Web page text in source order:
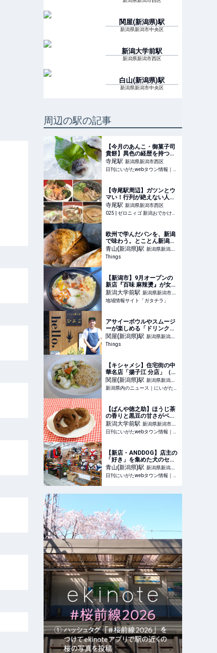
関屋(新潟県)駅
新潟県新潟市中央区
新潟大学前駅
新潟県新潟市西区
白山(新潟県)駅
新潟県新潟市中央区
周辺の駅の記事
【今月のあんこ・御菓子司
貴餅】異色の経歴を持つ職
人が自家製あんこに込めた
こだわり｜新潟市西区坂井
東
寺尾駅 新潟県新潟市西区
日刊にいがたwebタウン情報｜新潟のグルメ・イベント・おでかけ・街ネタを毎日更新
【寺尾駅周辺】ガツンとウ
マい！行列が絶えない人気
店のラーメンから絶品あん
かけまで 「越後線ラーメン
まとめ5選」 #あんかけ #こ
ン #ディナー #ランチ #中
華そば #人気
寺尾駅 新潟県新潟市西区
025 | ゼロニィゴ 新潟おでかけメディア
欧州で学んだパンを、新潟
で味わう。とことん新潟に
こだわる「grains.」 |
Things（シングス）｜新潟
のローカルなWebマガジン
青山(新潟県)駅 新潟県新潟市
西区
Things
【新潟市】9月オープンの
新店『百味 麻辣燙』が女子
大生に人気！麺や具材をカ
スタマイズした“自分好みの
一杯”を満喫しよう♪ - 地域
新潟大学前駅 新潟県新潟市西
区
地域情報サイト「ガタチラ」
アサイーボウルやスムージ
ーが楽しめる「ドリンク工
房ひよこ」。 | Things（シ
ングス）｜新潟のローカル
なWebマガジン
関屋(新潟県)駅 新潟県新潟市
中央区
Things
【キシャメシ】住宅街の中
華名店「揚子江 分店」（新
潟市中央区）、定期的に食
べたい五目炒飯の品格ある
美味さ - 新潟県内のニュー
関屋(新潟県)駅 新潟県新潟市
中央区
新潟県内のニュース｜にいがた経済新聞 - 新潟県内のニュース情報をいち早くお届け。現役、OBの産業記者、経済誌ライターらが独自で取材した県内企業、新鮮な話題、地域情報を発信。新潟県内の経済ネタから新店
【ぱんや徳之助】ほうじ茶
の香りと黒豆の甘さがベス
トマッチ！｜新潟市西区新
通南・ぱんやとくのすけ
新潟大学前駅 新潟県新潟市西
区
日刊にいがたwebタウン情報｜新潟のグルメ・イベント・おでかけ・街ネタを毎日更新
【新店・ANDDOG】店主の
「好き」を集めた犬のセレ
クトショップ｜新潟市西区
東青山・アンドドッグ
青山(新潟県)駅 新潟県新潟市
西区
日刊にいがたwebタウン情報｜新潟のグルメ・イベント・おでかけ・街ネタを毎日更新